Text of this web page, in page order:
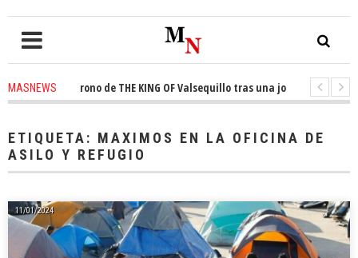
MASNEWS
el trono de THE KING OF Valsequillo tras una jornada de
ETIQUETA: MAXIMOS EN LA OFICINA DE
ASILO Y REFUGIO
11/01/2024